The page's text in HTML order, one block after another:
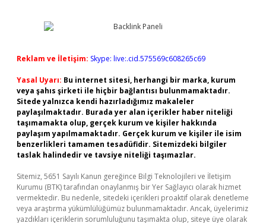
Reklam ve İletişim: Skype: live:.cid.575569c608265c69
Yasal Uyarı: Bu internet sitesi, herhangi bir marka, kurum
veya şahıs şirketi ile hiçbir bağlantısı bulunmamaktadır.
Sitede yalnızca kendi hazırladığımız makaleler
paylaşılmaktadır. Burada yer alan içerikler haber niteliği
taşımamakta olup, gerçek kurum ve kişiler hakkında
paylaşım yapılmamaktadır. Gerçek kurum ve kişiler ile isim
benzerlikleri tamamen tesadüfidir. Sitemizdeki bilgiler
taslak halindedir ve tavsiye niteliği taşımazlar.
Sitemiz, 5651 Sayılı Kanun gereğince Bilgi Teknolojileri ve İletişim
Kurumu (BTK) tarafından onaylanmış bir Yer Sağlayıcı olarak hizmet
vermektedir. Bu nedenle, sitedeki içerikleri proaktif olarak denetleme
veya araştırma yükümlülüğümüz bulunmamaktadır. Ancak, üyelerimiz
yazdıkları içeriklerin sorumluluğunu taşımakta olup, siteye üye olarak